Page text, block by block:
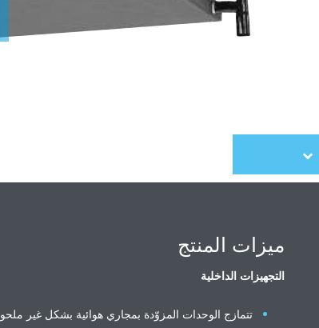
Scroll
to
ميزات المنتج
التجهيزات الداخلية
تتمازج الوحدات المزوّدة بمجاري هوائية بشكل غير